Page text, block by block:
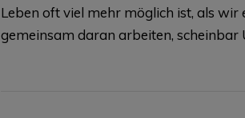
Leben oft viel mehr möglich ist, als wir
gemeinsam daran arbeiten, scheinbar